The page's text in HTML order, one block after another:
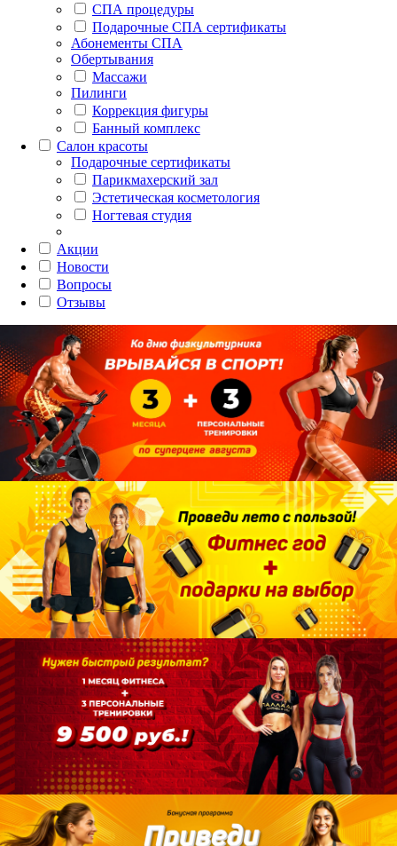
СПА процедуры
Подарочные СПА сертификаты
Абонементы СПА
Обертывания
Массажи
Пилинги
Коррекция фигуры
Банный комплекс
Салон красоты
Подарочные сертификаты
Парикмахерский зал
Эстетическая косметология
Ногтевая студия
Акции
Новости
Вопросы
Отзывы